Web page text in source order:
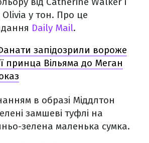
у тон. Про це
Daily Mail.
запідозрили вороже
принца Вільяма до Меган
в образі Міддлтон
замшеві туфлі на
зелена маленька сумка.